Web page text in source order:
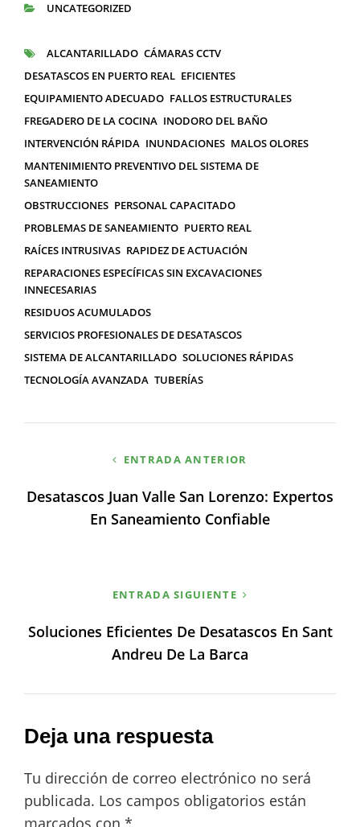
UNCATEGORIZED
ETIQUETAS
ALCANTARILLADO CÁMARAS CCTV
DESATASCOS EN PUERTO REAL EFICIENTES
EQUIPAMIENTO ADECUADO FALLOS ESTRUCTURALES
FREGADERO DE LA COCINA INODORO DEL BAÑO
INTERVENCIÓN RÁPIDA INUNDACIONES MALOS OLORES
MANTENIMIENTO PREVENTIVO DEL SISTEMA DE
SANEAMIENTO
OBSTRUCCIONES PERSONAL CAPACITADO
PROBLEMAS DE SANEAMIENTO PUERTO REAL
RAÍCES INTRUSIVAS RAPIDEZ DE ACTUACIÓN
REPARACIONES ESPECÍFICAS SIN EXCAVACIONES
INNECESARIAS
RESIDUOS ACUMULADOS
SERVICIOS PROFESIONALES DE DESATASCOS
SISTEMA DE ALCANTARILLADO SOLUCIONES RÁPIDAS
TECNOLOGÍA AVANZADA TUBERÍAS
entradas
ENTRADA ANTERIOR
Desatascos Juan Valle San Lorenzo: Expertos
En Saneamiento Confiable
ENTRADA SIGUIENTE
Soluciones Eficientes De Desatascos En Sant
Andreu De La Barca
Deja una respuesta
Tu dirección de correo electrónico no será
publicada. Los campos obligatorios están